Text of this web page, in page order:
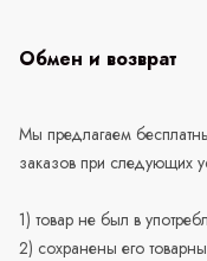
Обмен и возврат
Мы предлагаем
заказов при следующих
1) товар не был в
2) сохранены его